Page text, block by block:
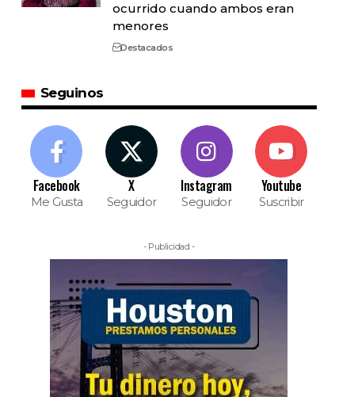
ocurrido cuando ambos eran
menores
Destacados
Seguinos
Facebook
Me Gusta
X
Seguidor
Instagram
Seguidor
Youtube
Suscribir
- Publicidad -